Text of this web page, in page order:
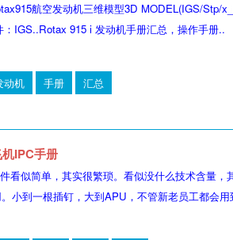
航空发动机三维模型3D MODEL(IGS/Stp/
IGS..Rotax 915 i 发动机手册汇总，操作手册..
动机 手册 汇总
IPC手册
看似简单，其实很繁琐。看似没什么技术含量
小到一根插钉，大到APU，不管新老员工都会用